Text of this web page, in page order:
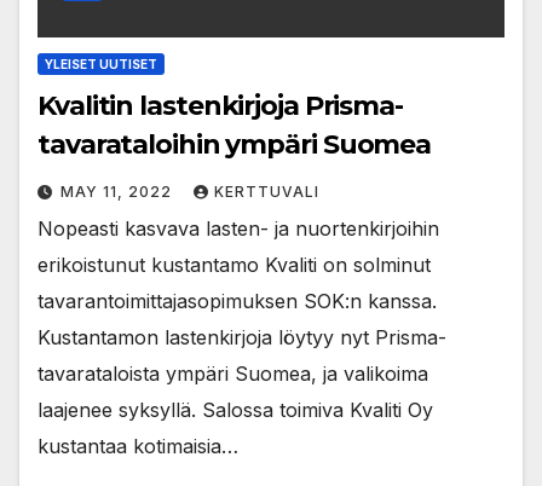
YLEISET UUTISET
Kvalitin lastenkirjoja Prisma-
tavarataloihin ympäri Suomea
MAY 11, 2022 KERTTUVALI
Nopeasti kasvava lasten- ja nuortenkirjoihin
erikoistunut kustantamo Kvaliti on solminut
tavarantoimittajasopimuksen SOK:n kanssa.
Kustantamon lastenkirjoja löytyy nyt Prisma-
tavarataloista ympäri Suomea, ja valikoima
laajenee syksyllä. Salossa toimiva Kvaliti Oy
kustantaa kotimaisia…